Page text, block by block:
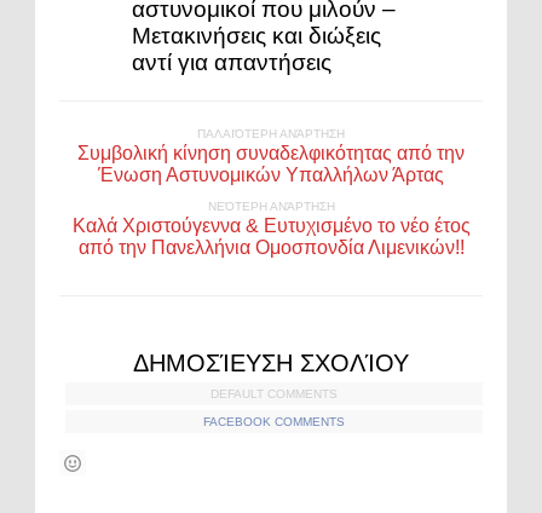
αστυνομικοί που μιλούν –
Μετακινήσεις και διώξεις
αντί για απαντήσεις
ΠΑΛΑΙΌΤΕΡΗ ΑΝΆΡΤΗΣΗ
Συμβολική κίνηση συναδελφικότητας από την
Ένωση Αστυνομικών Υπαλλήλων Άρτας
ΝΕΌΤΕΡΗ ΑΝΆΡΤΗΣΗ
Καλά Χριστούγεννα & Ευτυχισμένο το νέο έτος
από την Πανελλήνια Ομοσπονδία Λιμενικών!!
ΔΗΜΟΣΊΕΥΣΗ ΣΧΟΛΊΟΥ
DEFAULT COMMENTS
FACEBOOK COMMENTS